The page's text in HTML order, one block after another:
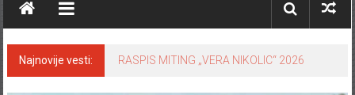
Najnovije vesti: RASPIS MITING „VERA NIKOLIC“ 2026